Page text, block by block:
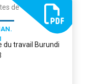
de
du travail Burundi